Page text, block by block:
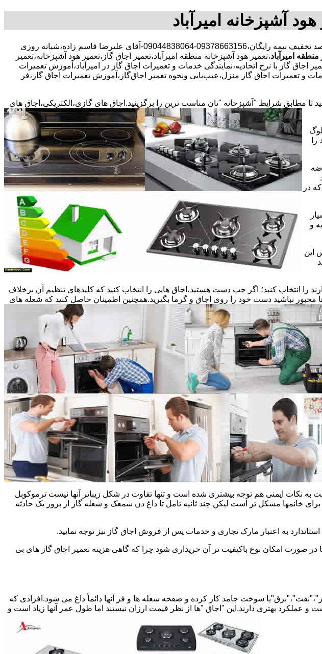
آشپزخانه امیرآباد
30 در صد تخفیف بیمه رایگان،09378663156-09044838064-آقای علیرضا قاسم زاده،شبانه روزی
امیرآباد،تعمیر هود آشپزخانه منطقه امیرآباد،تعمیر اجاق گاز،تعمیر هود آشپزخانه،تعمیر
اجاق گاز با نرخ اتحادیه،نمایندگی خدمات و تعمیرات اجاق گاز در امیرآباد،آموزش تعمیرات
و تعمیرات اجاق گاز منزل،عیب‌یابی ونحوه تعمیر اجاق‌گاز،آموزش تعمیرات اجاق گاز،فر
تا مطابق شرایط "آشپزخانه "تان مناسب ترین را برگزینید.اجاق های گازی،الکتریکی،اجاق های
در
و
این
انتخاب کنید؛ اگر چپ دست هستید،اجاق هایی را انتخاب کنید که کلیدهای تنظیم آن برخلاف
مجبور نباشید دست خود را روی اجاق و گرما بگیرید.همچنین اطمینان حاصل کنید که شعله های
به نکات ایمنی هم توجه بیشتری شده است و تنها تفاوت در شکل زیباتر آنها نیست ترموکوبل
مشکل تر است لیکن چند ثانیه تامل تا داغ دن شمعک و شعله گاز از بروز یک حادثه
به اعتبار مارک تجاری و خدمات پس از فروش اجاق گاز نیز توجه نمایید.
در صورت امکان نوع باکیفیت تر آن خریداری شود چرا که گاهی هزینه تعمیر اجاق گاز های بی
سوخت جامد کار کرده و صفحه شعله ها و فر آنها دائماً داغ می شود.افرادی که
و عملکرد بهتری دارند.این "اجاق "ها از نظر قیمت ارزان نیستند اما طول عمر آنها زیاد است و